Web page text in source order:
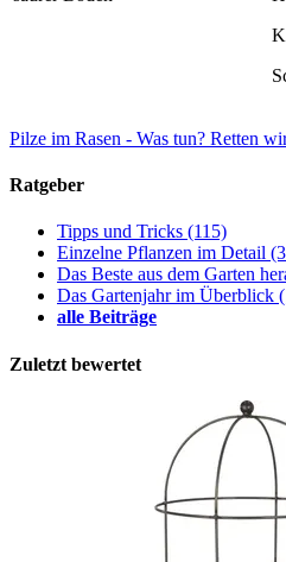
Pilze im Rasen - Was tun? Retten
Ratgeber
Tipps und Tricks (115)
Einzelne Pflanzen im Detail
Das Beste aus dem Garten
Das Gartenjahr im Überblick
alle Beiträge
Zuletzt bewertet